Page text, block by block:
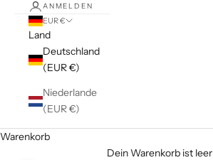
ANMELDEN
EUR €
Land
Deutschland
(EUR €)
Niederlande
(EUR €)
Warenkorb
Dein Warenkorb ist leer